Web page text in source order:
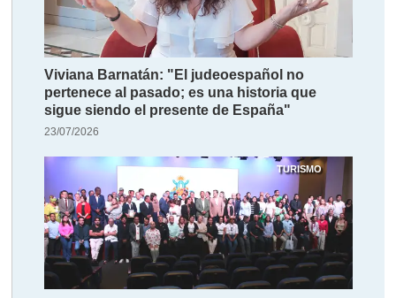
Viviana Barnatán: "El judeoespañol no
pertenece al pasado; es una historia que
sigue siendo el presente de España"
23/07/2026
TURISMO